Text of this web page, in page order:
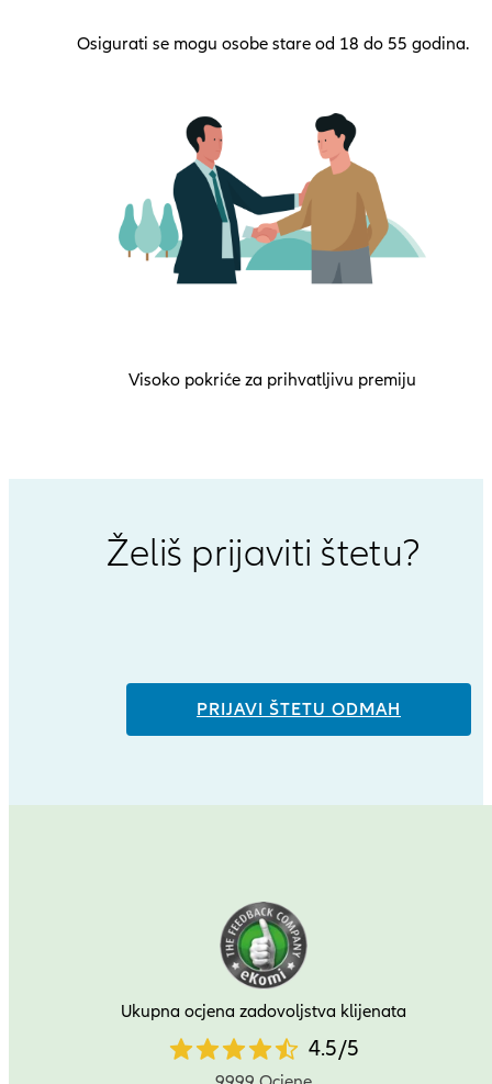
Osigurati se mogu osobe stare od 18 do 55 godina.
Visoko pokriće za prihvatljivu premiju
Želiš prijaviti štetu?
PRIJAVI ŠTETU ODMAH
Ukupna ocjena zadovoljstva klijenata
4.5
star
4.5/5